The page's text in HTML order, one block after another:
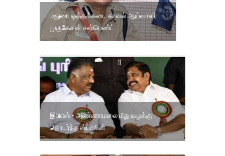
மதுரை ஒத்தக்கடை காவல் ஆய்வாளர்
முருகேசன் சஸ்பெண்ட்
இபிஎஸ் - அண்ணாமலை மீது வழக்கு
தொடர்ந்த ஸ்டாலின்